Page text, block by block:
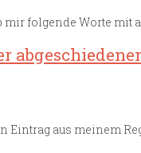
mir folgende Worte
aus meinem